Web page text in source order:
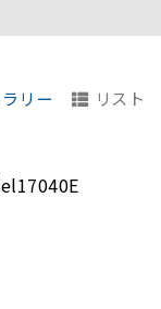
リー リスト